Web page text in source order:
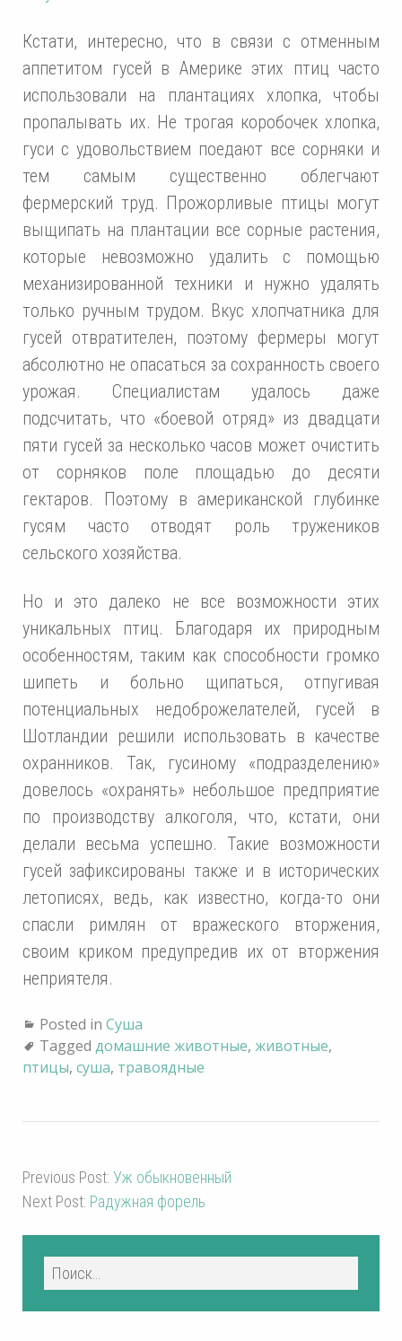
Кстати, интересно, что в связи с отменным
аппетитом гусей в Америке этих птиц часто
использовали на плантациях хлопка, чтобы
пропалывать их. Не трогая коробочек хлопка,
гуси с удовольствием поедают все сорняки и
тем самым существенно облегчают
фермерский труд. Прожорливые птицы могут
выщипать на плантации все сорные растения,
которые невозможно удалить с помощью
механизированной техники и нужно удалять
только ручным трудом. Вкус хлопчатника для
гусей отвратителен, поэтому фермеры могут
абсолютно не опасаться за сохранность своего
урожая. Специалистам удалось даже
подсчитать, что «боевой отряд» из двадцати
пяти гусей за несколько часов может очистить
от сорняков поле площадью до десяти
гектаров. Поэтому в американской глубинке
гусям часто отводят роль тружеников
сельского хозяйства.
Но и это далеко не все возможности этих
уникальных птиц. Благодаря их природным
особенностям, таким как способности громко
шипеть и больно щипаться, отпугивая
потенциальных недоброжелателей, гусей в
Шотландии решили использовать в качестве
охранников. Так, гусиному «подразделению»
довелось «охранять» небольшое предприятие
по производству алкоголя, что, кстати, они
делали весьма успешно. Такие возможности
гусей зафиксированы также и в исторических
летописях, ведь, как известно, когда-то они
спасли римлян от вражеского вторжения,
своим криком предупредив их от вторжения
неприятеля.
Posted in Суша
Tagged домашние животные, животные,
птицы, суша, травоядные
Previous Post: Уж обыкновенный
Next Post: Радужная форель